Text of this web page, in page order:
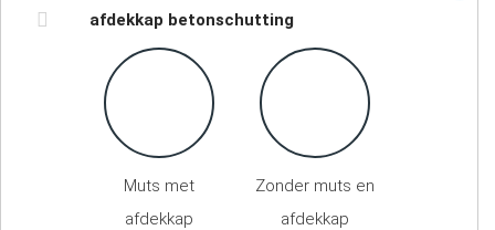
afdekkap betonschutting
Muts met
afdekkap
Zonder muts en
afdekkap